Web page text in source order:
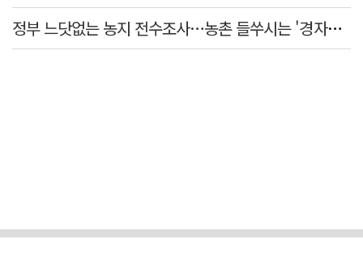
정부 느닷없는 농지 전수조사…농촌 들쑤시는 '경자유전'의 칼날